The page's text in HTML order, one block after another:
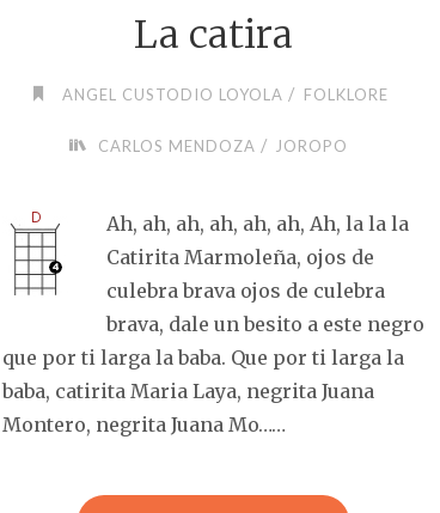
La catira
ANGEL CUSTODIO LOYOLA / FOLKLORE
CARLOS MENDOZA / JOROPO
Ah, ah, ah, ah, ah, ah, Ah, la la la
Catirita Marmoleña, ojos de
culebra brava ojos de culebra
brava, dale un besito a este negro
que por ti larga la baba. Que por ti larga la
baba, catirita Maria Laya, negrita Juana
Montero, negrita Juana Mo……